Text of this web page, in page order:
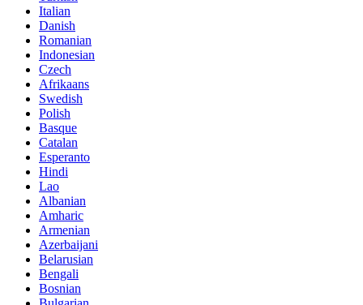
Italian
Danish
Romanian
Indonesian
Czech
Afrikaans
Swedish
Polish
Basque
Catalan
Esperanto
Hindi
Lao
Albanian
Amharic
Armenian
Azerbaijani
Belarusian
Bengali
Bosnian